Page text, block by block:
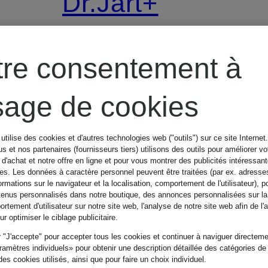
MASQUE
HYDRATANT
AU
CAOUTCHOUC
CRYO
masque facial
CHF 16
(CHF 40 / 100 g)
consentement à
de cookies
utilise des cookies et d'autres technologies web ("outils") sur ce site
et nos partenaires (fournisseurs tiers) utilisons des outils pour améliorer
et notre offre en ligne et pour vous montrer des publicités
Les données à caractère personnel peuvent être traitées (par ex.
sur le navigateur et la localisation, comportement de l'utilisateur),
personnalisés dans notre boutique, des annonces personnalisées sur
d'utilisateur sur notre site web, l'analyse de notre site web afin de
optimiser le ciblage publicitaire.
"J'accepte" pour accepter tous les cookies et continuer à naviguer
individuels» pour obtenir une description détaillée des catégories
cookies utilisés, ainsi que pour faire un choix individuel.